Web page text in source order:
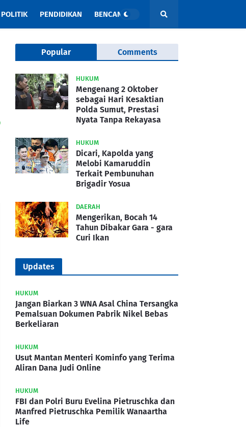
POLITIK PENDIDIKAN BENCANA
Popular Comments
HUKUM
Mengenang 2 Oktober
sebagai Hari Kesaktian
Polda Sumut, Prestasi
Nyata Tanpa Rekayasa
HUKUM
Dicari, Kapolda yang
Melobi Kamaruddin
Terkait Pembunuhan
Brigadir Yosua
DAERAH
Mengerikan, Bocah 14
Tahun Dibakar Gara - gara
Curi Ikan
Updates
HUKUM
Jangan Biarkan 3 WNA Asal China Tersangka
Pemalsuan Dokumen Pabrik Nikel Bebas
Berkeliaran
HUKUM
Usut Mantan Menteri Kominfo yang Terima
Aliran Dana Judi Online
HUKUM
FBI dan Polri Buru Evelina Pietruschka dan
Manfred Pietruschka Pemilik Wanaartha
Life